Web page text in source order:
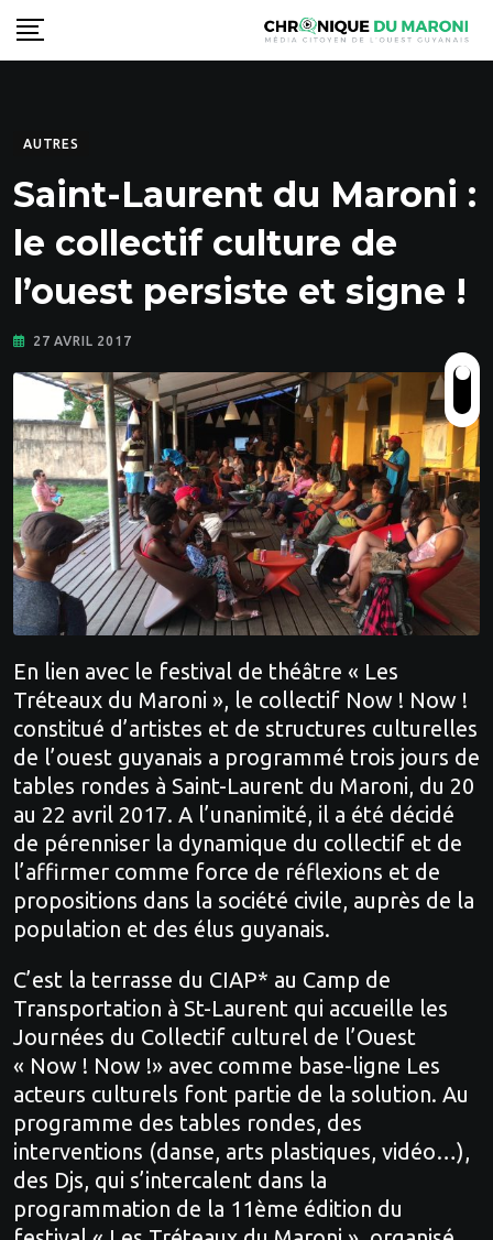
Skip
to
AUTRES
Saint-Laurent du Maroni :
le collectif culture de
l’ouest persiste et signe !
27 AVRIL 2017
En lien avec le festival de théâtre « Les
Tréteaux du Maroni », le collectif Now ! Now !
constitué d’artistes et de structures culturelles
de l’ouest guyanais a programmé trois jours de
tables rondes à Saint-Laurent du Maroni, du 20
au 22 avril 2017. A l’unanimité, il a été décidé
de pérenniser la dynamique du collectif et de
l’affirmer comme force de réflexions et de
propositions dans la société civile, auprès de la
population et des élus guyanais.
C’est la terrasse du CIAP* au Camp de
Transportation à St-Laurent qui accueille les
Journées du Collectif culturel de l’Ouest
« Now ! Now !» avec comme base-ligne Les
acteurs culturels font partie de la solution. Au
programme des tables rondes, des
interventions (danse, arts plastiques, vidéo…),
des Djs, qui s’intercalent dans la
programmation de la 11ème édition du